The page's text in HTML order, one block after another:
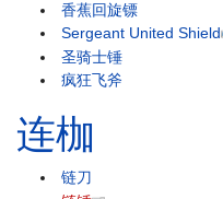
香蕉回旋镖
Sergeant United Shield
圣骑士锤
疯狂飞斧
连枷
链刀